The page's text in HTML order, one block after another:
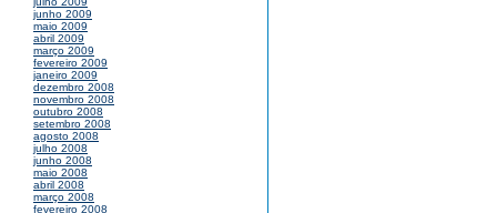
junho 2009
maio 2009
abril 2009
março 2009
fevereiro 2009
janeiro 2009
dezembro 2008
novembro 2008
outubro 2008
setembro 2008
agosto 2008
julho 2008
junho 2008
maio 2008
abril 2008
março 2008
fevereiro 2008